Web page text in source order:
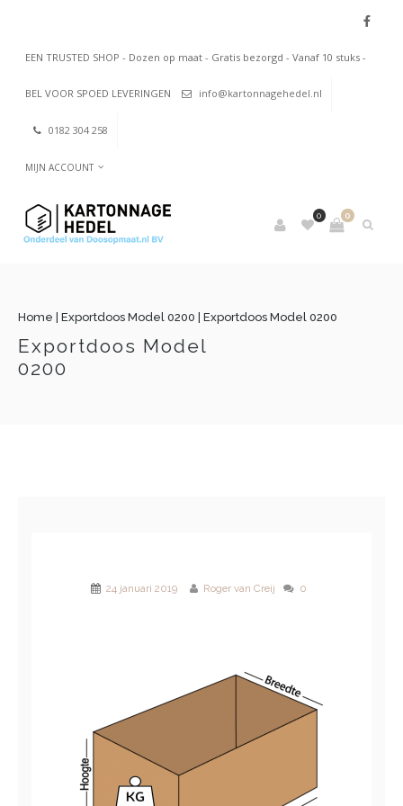
EEN TRUSTED SHOP - Dozen op maat - Gratis bezorgd - Vanaf 10 stuks -
BEL VOOR SPOED LEVERINGEN info@kartonnagehedel.nl
0182 304 258
MIJN ACCOUNT
0
0
Home Exportdoos Model 0200 Exportdoos Model 0200
Exportdoos Model
0200
24 januari 2019 Roger van Creij 0